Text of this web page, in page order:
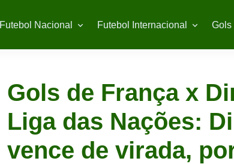
Futebol Nacional Futebol Internacional Gols
Gols de França x
Liga das Nações:
vence de virada,